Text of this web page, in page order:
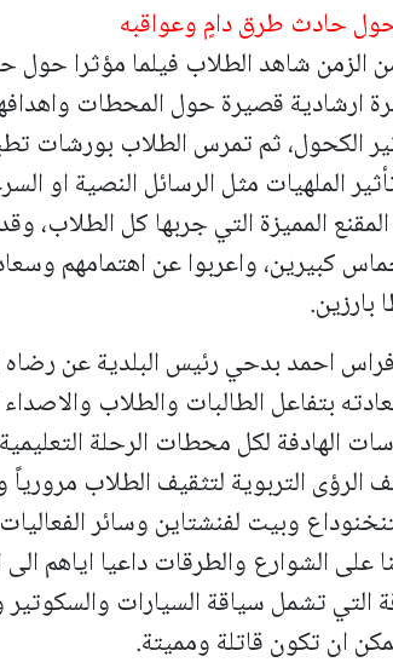
حادث طرق دامٍ وعواقبه
الزمن شاهد الطلاب فيلما مؤثرا حول
ارشادية قصيرة حول المحطات
الكحول، ثم تمرس الطلاب بورشات
الملهيات مثل الرسائل النصية او
المميزة التي جربها كل الطلاب،
كبيرين، واعربوا عن اهتمامهم
بارزين.
احمد بدحي رئيس البلدية عن رضاه
بتفاعل الطالبات والطلاب
الهادفة لكل محطات الرحلة
الرؤى التربوية لتثقيف الطلاب مرورياً
وبيت لفنشتاين وسائر
على الشوارع والطرقات داعيا اياهم
التي تشمل سياقة السيارات
ان تكون قاتلة ومميتة.